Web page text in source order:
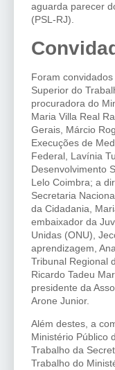
aguarda parecer
(PSL-RJ).
Foram
Superior do
procuradora do
Maria Villa Real
Gerais, Márcio
Execuções de
Federal, Lavínia
Desenvolvimento
Lelo Coimbra; a
Secretaria
da Cidadania,
embaixador da
Unidas (ONU),
aprendizagem,
Tribunal Regional
Ricardo Tadeu
presidente da
Arone Junior.
Além destes, a
Ministério Público
Trabalho da
Trabalho do